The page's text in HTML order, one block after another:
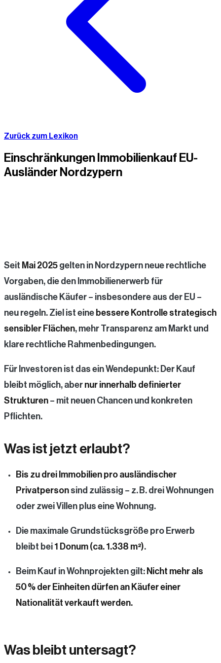
Zurück zum Lexikon
Einschränkungen Immobilienkauf EU-
Ausländer Nordzypern
Seit Mai 2025 gelten in Nordzypern neue rechtliche
Vorgaben, die den Immobilienerwerb für
ausländische Käufer – insbesondere aus der EU –
neu regeln. Ziel ist eine bessere Kontrolle strategisch
sensibler Flächen, mehr Transparenz am Markt und
klare rechtliche Rahmenbedingungen.
Für Investoren ist das ein Wendepunkt: Der Kauf
bleibt möglich, aber nur innerhalb definierter
Strukturen – mit neuen Chancen und konkreten
Pflichten.
Was ist jetzt erlaubt?
Bis zu drei Immobilien pro ausländischer
Privatperson sind zulässig – z. B. drei Wohnungen
oder zwei Villen plus eine Wohnung.
Die maximale Grundstücksgröße pro Erwerb
bleibt bei 1 Donum (ca. 1.338 m²).
Beim Kauf in Wohnprojekten gilt: Nicht mehr als
50 % der Einheiten dürfen an Käufer einer
Nationalität verkauft werden.
Was bleibt untersagt?